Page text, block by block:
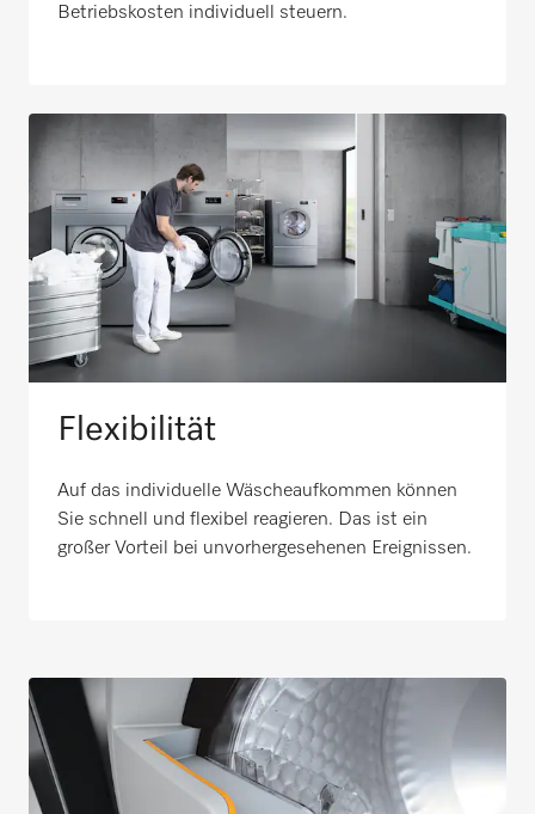
Betriebskosten individuell steuern.
Flexibilität
Auf das individuelle Wäscheaufkommen können
Sie schnell und flexibel reagieren. Das ist ein
großer Vorteil bei unvorhergesehenen Ereignissen.